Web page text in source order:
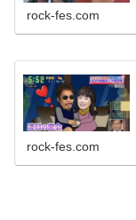
rock-fes.com
rock-fes.com